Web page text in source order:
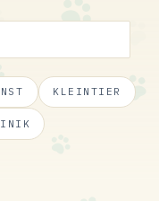
KLEINTIER